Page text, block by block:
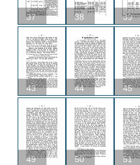
37 38 39
43 44 45
49 50 51